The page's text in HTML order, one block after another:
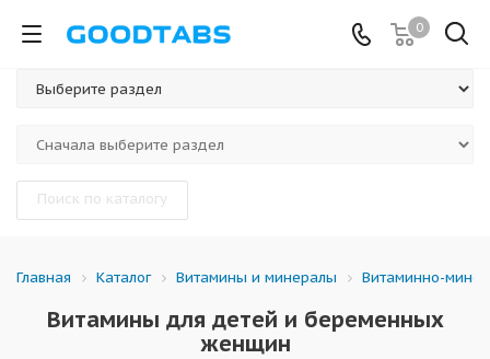
0
Поиск по каталогу
Главная Каталог Витамины и минералы Витаминно-
Витамины для детей и беременных
женщин